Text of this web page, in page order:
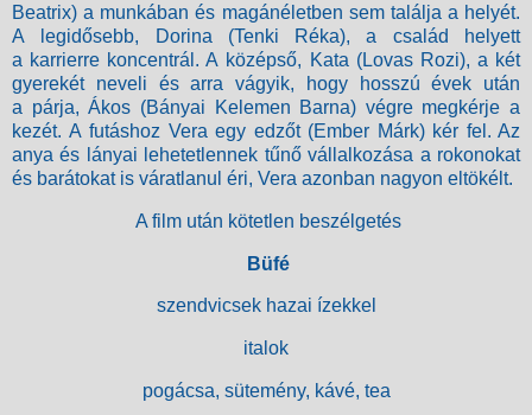
Beatrix) a munkában és magánéletben sem találja a helyét.
A legidősebb, Dorina (Tenki Réka), a család helyett
a karrierre koncentrál. A középső, Kata (Lovas Rozi), a két
gyerekét neveli és arra vágyik, hogy hosszú évek után
a párja, Ákos (Bányai Kelemen Barna) végre megkérje a
kezét. A futáshoz Vera egy edzőt (Ember Márk) kér fel. Az
anya és lányai lehetetlennek tűnő vállalkozása a rokonokat
és barátokat is váratlanul éri, Vera azonban nagyon eltökélt.
A film után kötetlen beszélgetés
Büfé
szendvicsek hazai ízekkel
italok
pogácsa, sütemény, kávé, tea